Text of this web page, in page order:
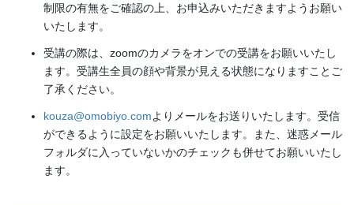
制限の有無をご確認の上、お申込みいただきますようお願い
いたします。
受講の際は、zoomのカメラをオンでの受講をお願いいたし
ます。受講生全員の顔や背景が見える状態になりますことご
了承ください。
kouza@omobiyo.comよりメールをお送りいたします。受信
ができるように設定をお願いいたします。また、迷惑メール
フォルダに入っていないかのチェックも併せてお願いいたし
ます。